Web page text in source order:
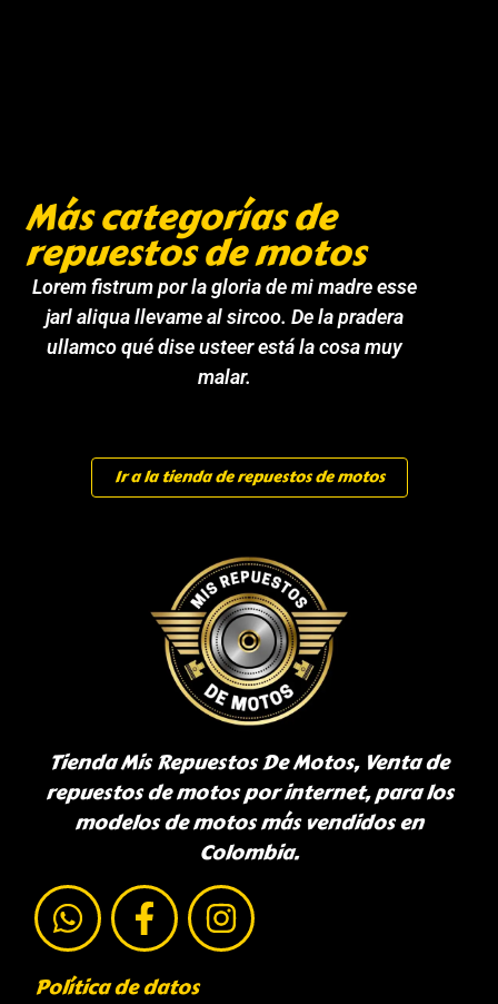
Más categorías de
repuestos de motos
Lorem fistrum por la gloria de mi madre esse
jarl aliqua llevame al sircoo. De la pradera
ullamco qué dise usteer está la cosa muy
malar.
Ir a la tienda de repuestos de motos
Tienda Mis Repuestos De Motos, Venta de
repuestos de motos por internet, para los
modelos de motos más vendidos en
Colombia.
Política de datos